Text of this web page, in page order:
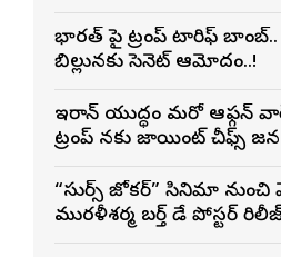
భారత్ పై ట్రంప్ టారిఫ్ బాంబ్..
బిల్లునకు సెనెట్ ఆమోదం..!
ఇరాన్ యుద్ధం మరో ఆఫ్గన్
ట్రంప్ నకు జాయింట్ చీఫ్స్
“సుధీర్స్ జోకర్” సినిమా
మురళీశర్మ బర్త్ డే పోస్టర్